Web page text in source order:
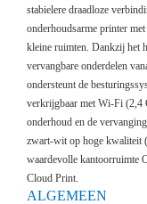
stabielere draadloze
onderhoudsarme printer
kleine ruimten. Dankzij het
vervangbare onderdelen
ondersteunt de
verkrijgbaar met Wi-Fi (2,4
onderhoud en de
zwart-wit op hoge kwaliteit
waardevolle kantoorruimte
Cloud Print.
ALGEMEEN